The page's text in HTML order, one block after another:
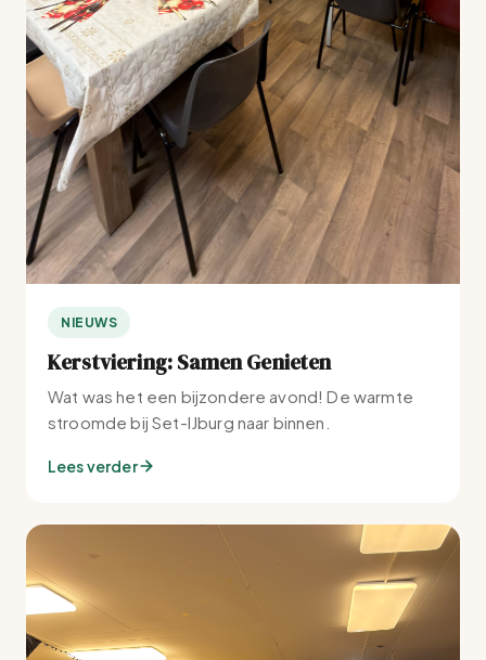
NIEUWS
Kerstviering: Samen Genieten
Wat was het een bijzondere avond! De warmte
stroomde bij Set-IJburg naar binnen.
Lees verder